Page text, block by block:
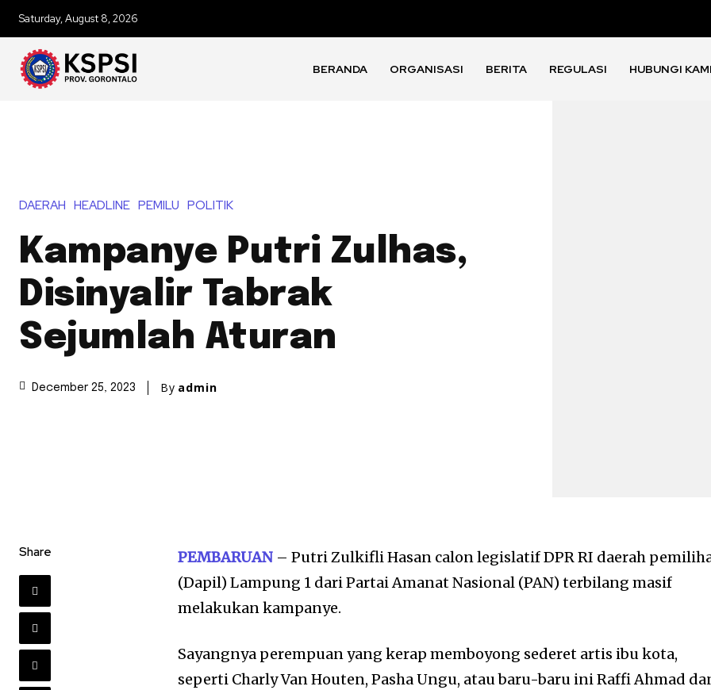
Saturday, August 8, 2026
BERANDA ORGANISASI BERITA REGULASI HUBUNGI KAMI
DAERAH HEADLINE PEMILU POLITIK
Kampanye Putri Zulhas,
Disinyalir Tabrak
Sejumlah Aturan
December 25, 2023 By admin
Share PEMBARUAN – Putri Zulkifli Hasan calon legislatif DPR RI daerah
(Dapil) Lampung 1 dari Partai Amanat Nasional (PAN) terbilang masif
melakukan kampanye.
Sayangnya perempuan yang kerap memboyong sederet artis ibu kota,
seperti Charly Van Houten, Pasha Ungu, atau baru-baru ini Raffi Ahmad